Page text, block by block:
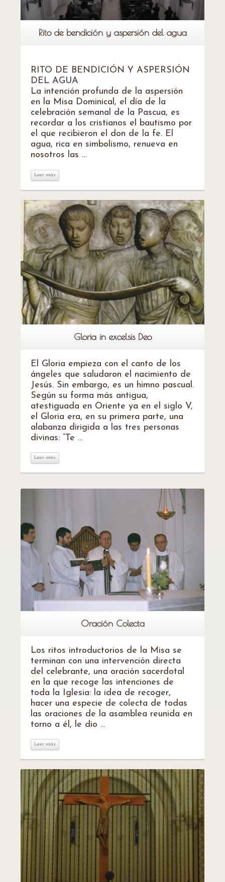
Rito de bendición y aspersión del agua
RITO DE BENDICIÓN Y ASPERSIÓN
DEL AGUA
La intención profunda de la aspersión
en la Misa Dominical, el día de la
celebración semanal de la Pascua, es
recordar a los cristianos el bautismo por
el que recibieron el don de la fe. El
agua, rica en simbolismo, renueva en
nosotros las …
Leer más
Leer más
Gloria in excelsis Deo
El Gloria empieza con el canto de los
ángeles que saludaron el nacimiento de
Jesús. Sin embargo, es un himno pascual.
Según su forma más antigua,
atestiguada en Oriente ya en el siglo V,
el Gloria era, en su primera parte, una
alabanza dirigida a las tres personas
divinas: “Te …
Leer más
Oración Colecta
Los ritos introductorios de la Misa se
terminan con una intervención directa
del celebrante, una oración sacerdotal
en la que recoge las intenciones de
toda la Iglesia: la idea de recoger,
hacer una especie de colecta de todas
las oraciones de la asamblea reunida en
torno a él, le dio …
Leer más